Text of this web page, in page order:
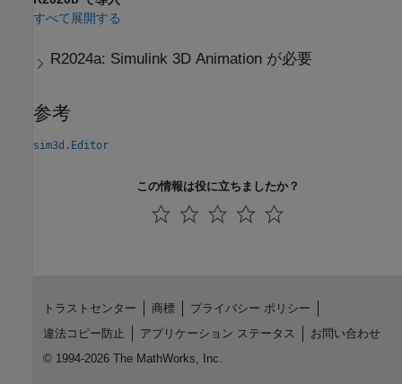
すべて展開する
R2024a: Simulink 3D Animation が必要
参考
sim3d.Editor
この情報は役に立ちましたか？
トラストセンター 商標
プライバシー ポリシー
違法コピー防止
アプリケーション ステータス
お問い合わせ
© 1994-2026 The MathWorks, Inc.